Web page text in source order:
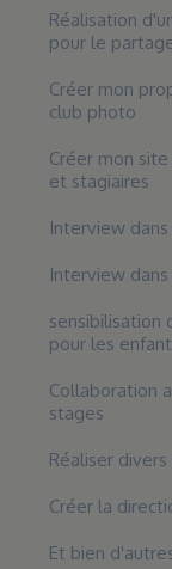
Réalisation
pour le
Créer mon
club photo
Créer mon
et stagiaires
Interview
Interview
sensibilisation
pour les
Collaboration
stages
Réaliser
Créer la
Et bien